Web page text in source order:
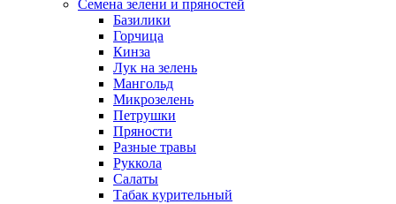
Семена зелени и пряностей
Базилики
Горчица
Кинза
Лук на зелень
Мангольд
Микрозелень
Петрушки
Пряности
Разные травы
Руккола
Салаты
Табак курительный